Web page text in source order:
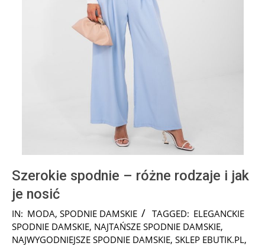
Szerokie spodnie – różne rodzaje i jak
je nosić
2026-
03-
18
IN: MODA, SPODNIE DAMSKIE TAGGED: ELEGANCKIE
SPODNIE DAMSKIE, NAJTAŃSZE SPODNIE DAMSKIE,
NAJWYGODNIEJSZE SPODNIE DAMSKIE, SKLEP EBUTIK.PL,